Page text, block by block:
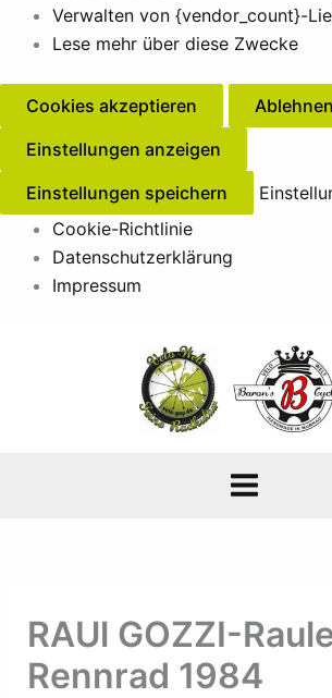
Verwalten von {vendor_count}-
Lese mehr über diese Zwecke
Cookies akzeptieren
Ablehnen
Einstellungen anzeigen
Einstellungen speichern
Cookie-Richtlinie
Datenschutzerklärung
Impressum
RAUl GOZZI-
Rennrad 1984